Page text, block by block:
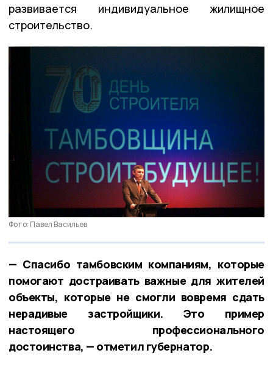
развивается индивидуальное жилищное
строительство.
Фото: Павел Васильев
— Спасибо тамбовским компаниям, которые
помогают достраивать важные для жителей
объекты, которые не смогли вовремя сдать
нерадивые застройщики. Это пример
настоящего профессионального
достоинства, — отметил губернатор.